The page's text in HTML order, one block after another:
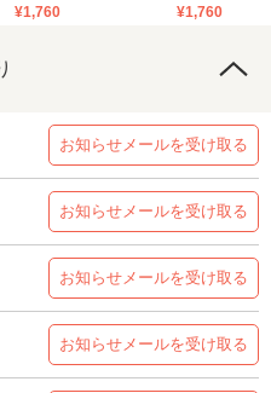
¥1,760 ¥1,760
お知らせメールを受け取る
お知らせメールを受け取る
お知らせメールを受け取る
お知らせメールを受け取る